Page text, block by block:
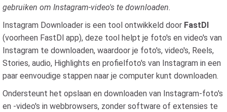
gebruiken om Instagram-video's te downloaden.
Instagram Downloader is een tool ontwikkeld door FastDl
(voorheen FastDl app), deze tool helpt je foto's en video's van
Instagram te downloaden, waardoor je foto's, video's, Reels,
Stories, audio, Highlights en profielfoto's van Instagram in een
paar eenvoudige stappen naar je computer kunt downloaden.
Ondersteunt het opslaan en downloaden van Instagram-foto's
en -video's in webbrowsers, zonder software of extensies te